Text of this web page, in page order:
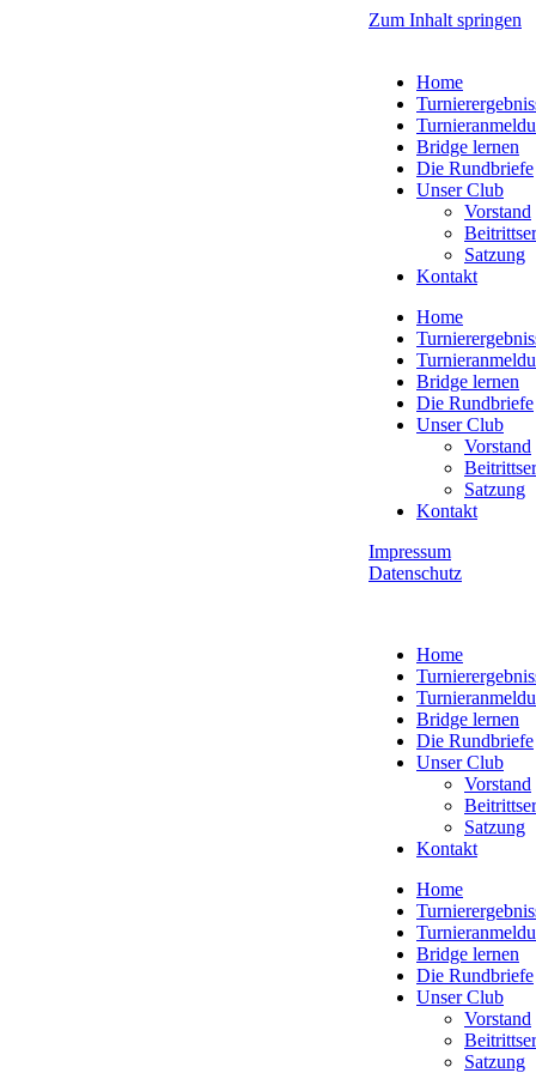
Zum Inhalt springen
Home
Bridge lernen
Die Rundbriefe
Unser Club
Vorstand
Satzung
Kontakt
Home
Bridge lernen
Die Rundbriefe
Unser Club
Vorstand
Satzung
Kontakt
Impressum
Datenschutz
Home
Bridge lernen
Die Rundbriefe
Unser Club
Vorstand
Satzung
Kontakt
Home
Bridge lernen
Die Rundbriefe
Unser Club
Vorstand
Satzung